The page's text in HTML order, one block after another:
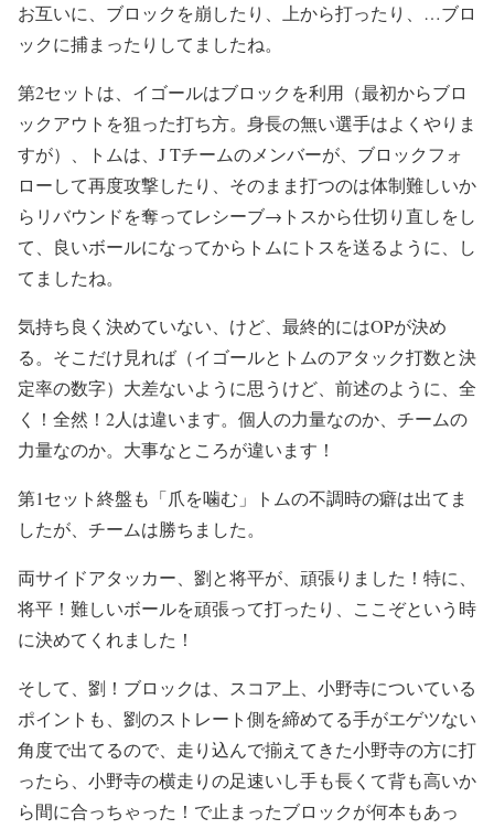
お互いに、ブロックを崩したり、上から打ったり、…ブロ
ックに捕まったりしてましたね。
第2セットは、イゴールはブロックを利用（最初からブロ
ックアウトを狙った打ち方。身長の無い選手はよくやりま
すが）、トムは、J Tチームのメンバーが、ブロックフォ
ローして再度攻撃したり、そのまま打つのは体制難しいか
らリバウンドを奪ってレシーブ→トスから仕切り直しをし
て、良いボールになってからトムにトスを送るように、し
てましたね。
気持ち良く決めていない、けど、最終的にはOPが決め
る。そこだけ見れば（イゴールとトムのアタック打数と決
定率の数字）大差ないように思うけど、前述のように、全
く！全然！2人は違います。個人の力量なのか、チームの
力量なのか。大事なところが違います！
第1セット終盤も「爪を噛む」トムの不調時の癖は出てま
したが、チームは勝ちました。
両サイドアタッカー、劉と将平が、頑張りました！特に、
将平！難しいボールを頑張って打ったり、ここぞという時
に決めてくれました！
そして、劉！ブロックは、スコア上、小野寺についている
ポイントも、劉のストレート側を締めてる手がエゲツない
角度で出てるので、走り込んで揃えてきた小野寺の方に打
ったら、小野寺の横走りの足速いし手も長くて背も高いか
ら間に合っちゃった！で止まったブロックが何本もあっ